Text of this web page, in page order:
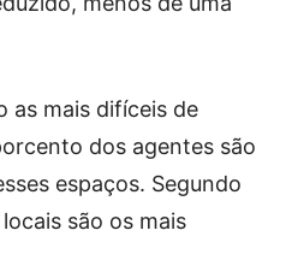
as mais difíceis de
dos agentes são
espaços. Segundo
são os mais